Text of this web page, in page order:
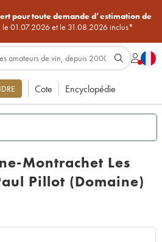
pour toute demande d’estimation de
le 01.07.2026 et le 31.08.2026 inclus*
Cote Encyclopédie
Montrachet Les
Pillot (Domaine)